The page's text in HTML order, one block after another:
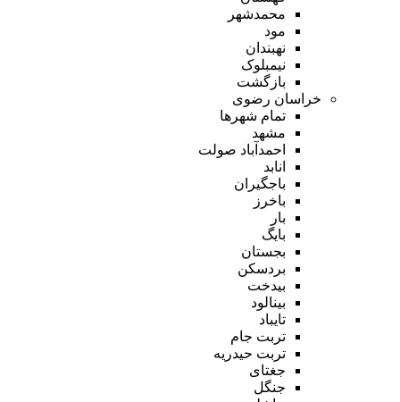
محمدشهر
مود
نهبندان
نیمبلوک
بازگشت
خراسان رضوی
تمام شهر‌ها
مشهد
احمدآباد صولت
انابد
باجگیران
باخرز
بار
بایگ
بجستان
بردسکن
بیدخت
بینالود
تایباد
تربت جام
تربت حیدریه
جغتای
جنگل